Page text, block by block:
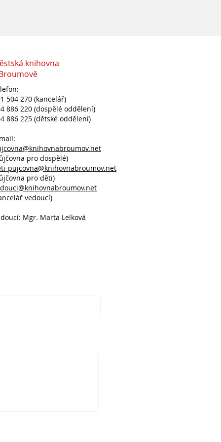
knihovna
504 270 (kancelář)
886 220 (dospělé oddělení)
886 225 (dětské oddělení)
pro dospělé)
pujcovna@knihovnabroumov.net
pro děti)
vedoucí)
Mgr. Marta Lelková